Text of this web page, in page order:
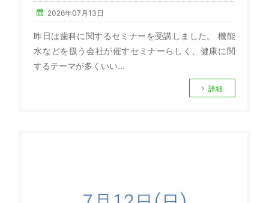
2026年07月13日
昨日は歯科に関するセミナーを受講しました。 機能
水などを扱う会社が催すセミナーらしく、健康に関
するテーマが多くいい...
詳細